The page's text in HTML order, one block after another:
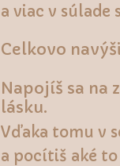
a viac v súlade
Celkovo
Napojíš sa na
lásku.
Vďaka tomu v
a pocítiš aké